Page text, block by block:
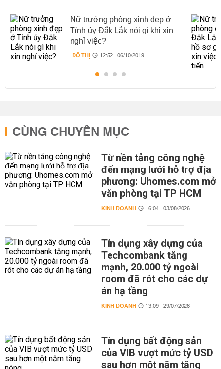
Nữ trưởng phòng xinh đẹp ở
Tỉnh ủy Đắk Lắk nói gì khi xin
nghỉ việc?
ĐÔ THỊ 12:52 | 06/10/2019
CÙNG CHUYÊN MỤC
Từ nền tảng công nghệ
đến mạng lưới hỗ trợ địa
phương: Uhomes.com mở
văn phòng tại TP HCM
KINH DOANH 16:04 | 03/08/2026
Tín dụng xây dựng của
Techcombank tăng
mạnh, 20.000 tỷ ngoài
room đã rót cho các dự
án hạ tầng
KINH DOANH 13:09 | 29/07/2026
Tín dụng bất động sản
của VIB vượt mức tỷ USD
sau hơn một năm tăng